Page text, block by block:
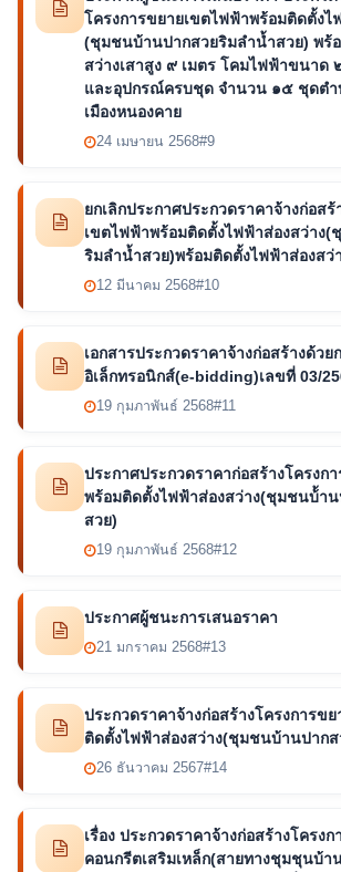
โครงการขยายเขตไฟฟ้าพร้อมติดตั้งไ
(ชุมชนบ้านปากสวยริมลำน้ำสวย) พร้
สว่างเสาสูง ๙ เมตร โคมไฟฟ้าขนาด
และอุปกรณ์ครบชุด จำนวน ๑๕ ชุดตำ
เมืองหนองคาย
24 เมษายน 2568#9
ยกเลิกประกาศประกวดราคาจ้างก่อสร้
เขตไฟฟ้าพร้อมติดตั้งไฟฟ้าส่องสว่าง
ริมลำน้ำสวย)พร้อมติดตั้งไฟฟ้าส่องสว่
12 มีนาคม 2568#10
เอกสารประกวดราคาจ้างก่อสร้างด้วย
อิเล็กทรอนิกส์(e-bidding)เลขที่ 03/
19 กุมภาพันธ์ 2568#11
ประกาศประกวดราคาก่อสร้างโครงก
พร้อมติดตั้งไฟฟ้าส่องสว่าง(ชุมชนบ้้า
สวย)
19 กุมภาพันธ์ 2568#12
ประกาศผู้ชนะการเสนอราคา
21 มกราคม 2568#13
ประกวดราคาจ้างก่อสร้างโครงการข
ติดตั้งไฟฟ้าส่องสว่าง(ชุมชนบ้านปาก
26 ธันวาคม 2567#14
เรื่อง ประกวดราคาจ้างก่อสร้างโครง
คอนกรีตเสริมเหล็ก(สายทางชุมชุนบ้า